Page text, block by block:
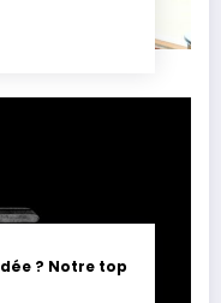
? Notre top